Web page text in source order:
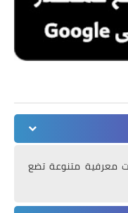
معرفية متنوعة تضع